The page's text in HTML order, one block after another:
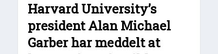
Harvard University’s
president Alan Michael
Garber har meddelt at